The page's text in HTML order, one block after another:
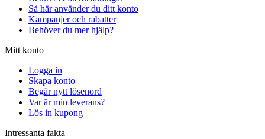
Så här använder du ditt konto
Kampanjer och rabatter
Behöver du mer hjälp?
Mitt konto
Logga in
Skapa konto
Begär nytt lösenord
Var är min leverans?
Lös in kupong
Intressanta fakta